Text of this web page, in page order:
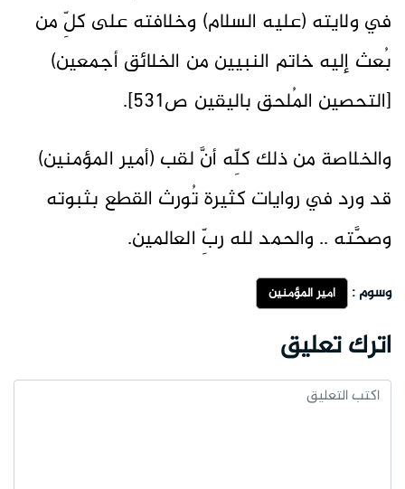
في ولايته (عليه السلام) وخلافته على كلِّ من
بُعث إليه خاتم النبيين من الخلائق أجمعين)
[التحصين المُلحق باليقين ص531].
والخلاصة من ذلك كلِّه أنَّ لقب (أمير المؤمنين)
قد ورد في روايات كثيرة تُورث القطع بثبوته
وصحَّته .. والحمد لله ربِّ العالمين.
وسوم : أمير المؤمنين
اترك تعليق